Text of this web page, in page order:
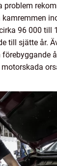
problem
96 000 till
till sjätte år.